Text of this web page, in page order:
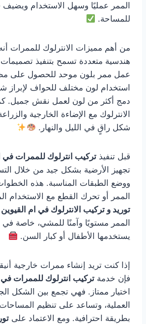
الممر عمليًا وسهل الاستخدام ويضيف
للمساحة.
من أهم مميزات الانترلوك للممرات
هندسية متعددة تسمح بتنفيذ
عمل ممر بلون موحد للحصول على
استخدام لون مختلف للحواف لإبراز
دمج أكثر من لون لعمل نقش جميل.
الانترلوك مع الإضاءة الخارجية
شكل راقٍ في الليل والنهار.
قبل تنفيذ تركيب انترلوك للممرات في
تجهيز الأرضية بشكل جيد من خلال
ووضع الطبقات المناسبة. هذه
الممر أو تحرك القطع مع الاستخدام
توريد و تركيب الانترلوك في ام القيوين
الممر مستويًا وآمنًا للمشي، خاصة في
يستخدمها الأطفال أو كبار السن.
إذا كنت تريد إنشاء ممرات خارجية
فإن خدمة تركيب انترلوك للممرات في
اختيار ممتاز. فهي تجمع بين الشكل
العملية، وتساعد على تنظيم
بطريقة احترافية. ومع الاعتماد على